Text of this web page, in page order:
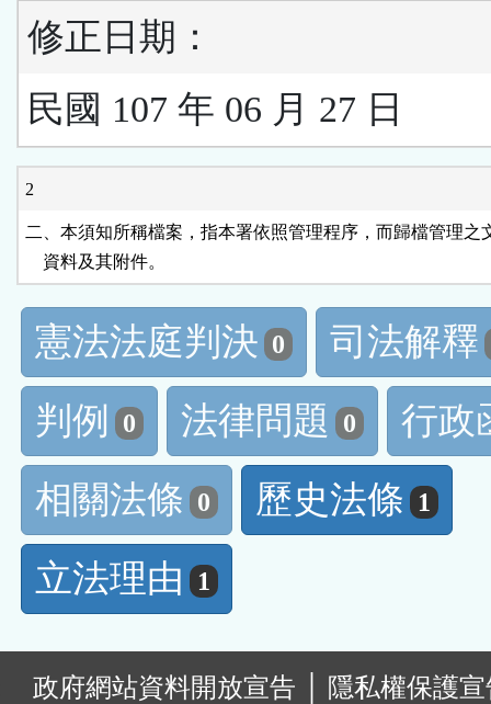
修正日期：
民國 107 年 06 月 27 日
2
二、本須知所稱檔案，指本署依照管理程序，而歸檔管理之
    資料及其附件。
憲法法庭判決 0
司法解釋
判例
0 法律問題 0
行政
相關法條 0 歷史法條 1
立法理由 1
政府網站資料開放宣告
隱私權保護